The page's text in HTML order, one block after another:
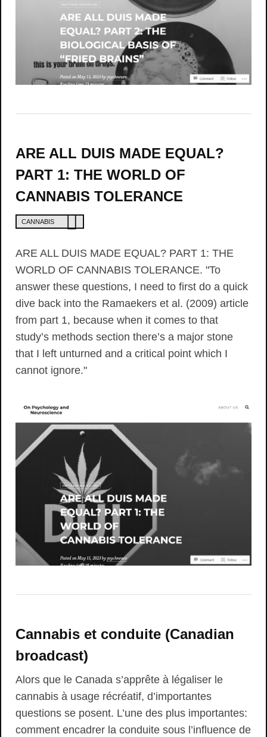
ARE ALL DUIS MADE EQUAL?
PART 1: THE WORLD OF
CANNABIS TOLERANCE
CANNABIS
ARE ALL DUIS MADE EQUAL? PART 1: THE
WORLD OF CANNABIS TOLERANCE. "To
answer these questions, I need to first do a quick
dive back into the Ramaekers et al. (2009) article
from part 1, because when it comes to that
study’s methods section there’s a major stone
that I left unturned and a critical point which I
cannot ignore."
Cannabis et conduite (Canadian
broadcast)
Alors que le Canada s’apprête à légaliser le
cannabis à usage récréatif, d’importantes
questions se posent. L’une des plus importantes:
comment encadrer la conduite sous l’influence de